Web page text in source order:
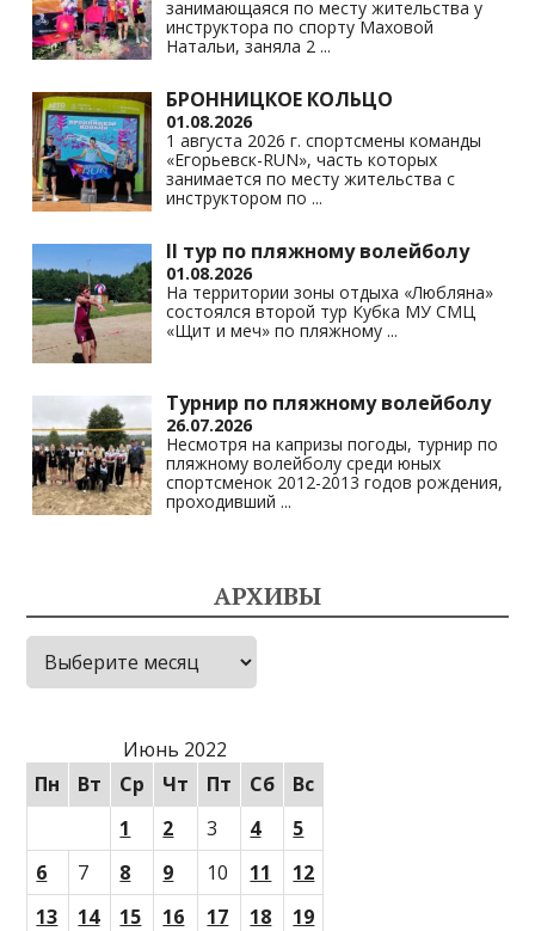
занимающаяся по месту жительства у
инструктора по спорту Маховой
Натальи, заняла 2 ...
БРОННИЦКОЕ КОЛЬЦО
01.08.2026
1 августа 2026 г. спортсмены команды
«Егорьевск-RUN», часть которых
занимается по месту жительства с
инструктором по ...
II тур по пляжному волейболу
01.08.2026
На территории зоны отдыха «Любляна»
состоялся второй тур Кубка МУ СМЦ
«Щит и меч» по пляжному ...
Турнир по пляжному волейболу
26.07.2026
Несмотря на капризы погоды, турнир по
пляжному волейболу среди юных
спортсменок 2012-2013 годов рождения,
проходивший ...
АРХИВЫ
Архивы
Июнь 2022
Пн
Вт Ср Чт Пт Сб
Вс
1
2 3 4
5
6
7 8 9 10 11
12
13
14 15 16 17 18
19